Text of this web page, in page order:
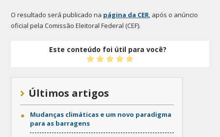
O resultado será publicado na página da CER, após o anúncio
oficial pela Comissão Eleitoral Federal (CEF).
Este conteúdo foi útil para você?
Últimos artigos
Mudanças climáticas e um novo paradigma
para as barragens